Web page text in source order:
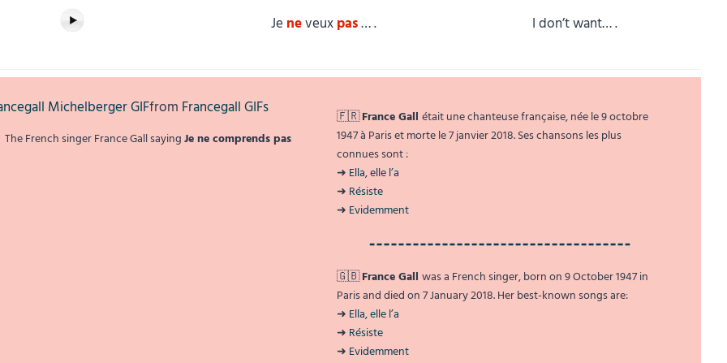
Je neveuxpas… . I don’t want… .
Michelberger GIFfrom Francegall GIFs
The French singer France Gall sayingJe ne comprends pas
🇫🇷France Gall était une chanteuse française, née le 9 octobre
1947 à Paris et morte le 7 janvier 2018. Ses chansons les plus
connues sont :
➜ Ella, elle l’a
➜ Résiste
➜ Evidemment
🇬🇧France Gall was a French singer, born on 9 October 1947 in
Paris and died on 7 January 2018. Her best-known songs are:
➜ Ella, elle l’a
➜ Résiste
➜ Evidemment